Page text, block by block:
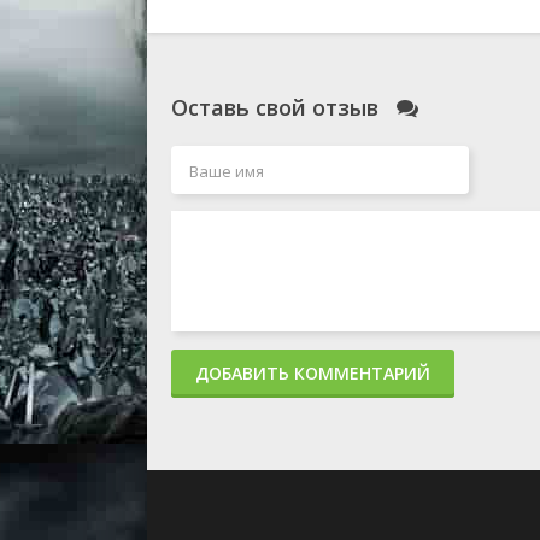
Оставь свой отзыв
ДОБАВИТЬ КОММЕНТАРИЙ